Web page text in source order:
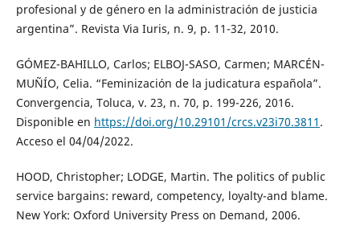
profesional y de género en la administración de justicia
argentina”. Revista Via Iuris, n. 9, p. 11-32, 2010.
GÓMEZ-BAHILLO, Carlos; ELBOJ-SASO, Carmen; MARCÉN-
MUÑÍO, Celia. “Feminización de la judicatura española”.
Convergencia, Toluca, v. 23, n. 70, p. 199-226, 2016.
Disponible en https://doi.org/10.29101/crcs.v23i70.3811 .
Acceso el 04/04/2022.
HOOD, Christopher; LODGE, Martin. The politics of public
service bargains: reward, competency, loyalty-and blame.
New York: Oxford University Press on Demand, 2006.